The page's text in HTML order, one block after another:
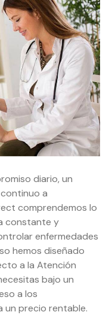
diario, un
a
comprendemos lo
constante y
enfermedades
hemos diseñado
a la Atención
bajo un
a los
un precio rentable.